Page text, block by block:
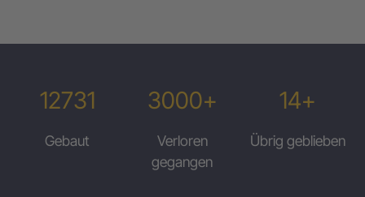
12731
Gebaut
3000+
Verloren
gegangen
14+
Übrig geblieben